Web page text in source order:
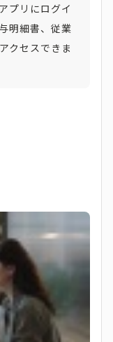
プリにログイ
明細書、従業
クセスできま